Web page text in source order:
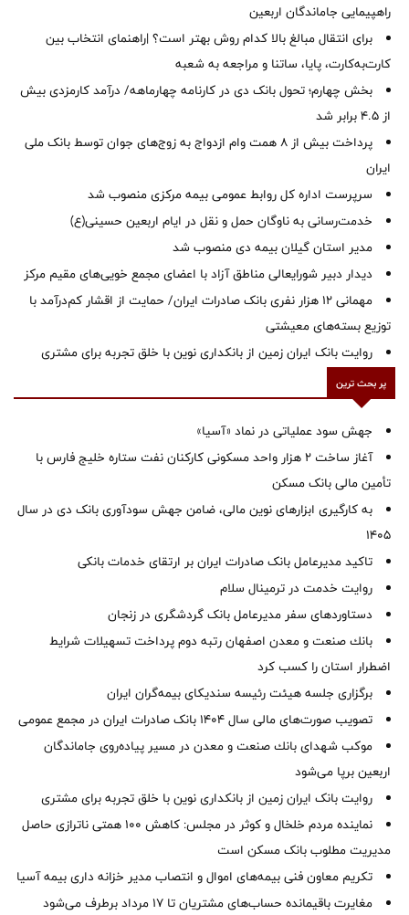
راهپیمایی جاماندگان اربعین
برای انتقال مبالغ بالا کدام روش بهتر است؟ |راهنمای انتخاب بین
کارت‌به‌کارت، پایا، ساتنا و مراجعه به شعبه
بخش چهارم؛ تحول بانک دی در کارنامه چهارماهه/ درآمد کارمزدی بیش
از ۴.۵ برابر شد
پرداخت بیش از ۸ همت وام ازدواج به زوج‌های جوان توسط بانک ملی
ایران
سرپرست اداره کل روابط عمومی بیمه مرکزی منصوب شد
خدمت‌رسانی به ناوگان حمل و نقل در ایام اربعین حسینی(ع)
‌مدیر استان گیلان بیمه دی منصوب شد
دیدار دبیر شورایعالی مناطق آزاد با اعضای مجمع خویی‌های مقیم مرکز
مهمانی ۱۲ هزار نفری بانک صادرات ایران/ حمایت از اقشار کم‌درآمد با
توزیع بسته‌های معیشتی
روایت بانک ایران زمین از بانکداری نوین با خلق تجربه برای مشتری
پر بحث ترین
جهش سود عملیاتی در نماد «آسیا»
آغاز ساخت ۲ هزار واحد مسکونی کارکنان نفت ستاره خلیج فارس با
تأمین مالی بانک مسکن
به کارگیری ابزارهای نوین مالی، ضامن جهش سودآوری بانک دی در سال
1405
تاکید مدیرعامل بانک صادرات ایران بر ارتقای خدمات بانکی
روایت خدمت در ترمینال سلام
دستاوردهای سفر مدیرعامل بانک گردشگری در زنجان
بانك صنعت و معدن اصفهان رتبه دوم پرداخت تسهیلات شرایط
اضطرار استان را كسب كرد
برگزاری جلسه هیئت رئیسه سندیکای بیمه‌گران ایران
تصویب صورت‌های مالی سال ۱۴۰۴ بانک صادرات ایران در مجمع عمومی
موكب شهدای بانك صنعت و معدن در مسیر پیاده‌روی جاماندگان
اربعین برپا می‌شود
روایت بانک ایران زمین از بانکداری نوین با خلق تجربه برای مشتری
نماینده مردم خلخال و کوثر در مجلس: کاهش ۱۰۰ همتی ناترازی حاصل
مدیریت مطلوب بانک مسکن است
تکریم معاون فنی بیمه‌های اموال و انتصاب مدیر خزانه داری بیمه آسیا
مغایرت‌ باقیمانده حساب‌های مشتریان تا ۱۷ مرداد برطرف می‌شود